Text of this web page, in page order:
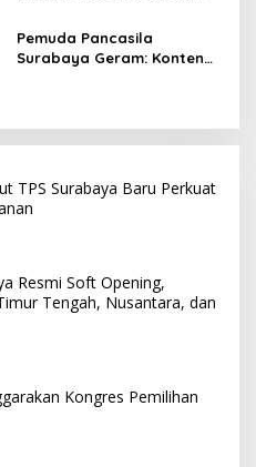
Pemuda Pancasila
Surabaya Geram: Konten
TPS Surabaya Baru Perkuat
Resmi Soft Opening,
Tengah, Nusantara, dan
Kongres Pemilihan